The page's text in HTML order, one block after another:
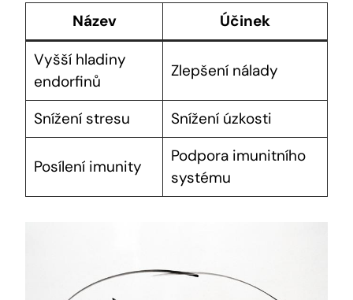
Název
Účinek
Vyšší​ hladiny
‍endorfinů
Zlepšení nálady
Snížení stresu Snížení úzkosti
Posílení imunity
Podpora imunitního⁤
systému